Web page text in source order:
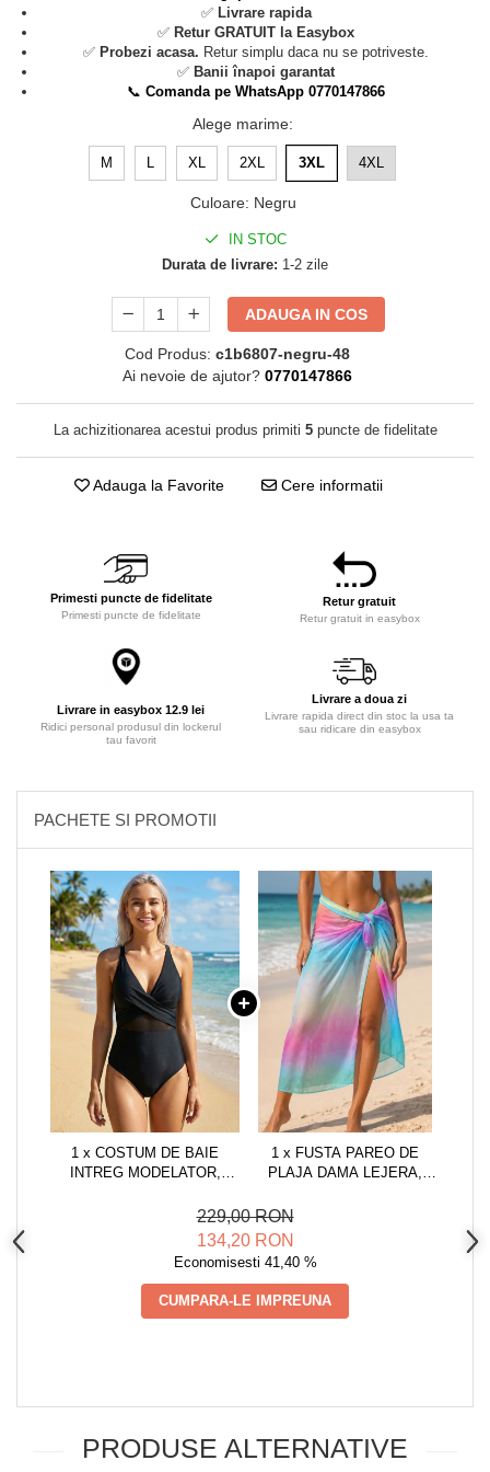
✅ Livrare rapida
✅ Retur GRATUIT la Easybox
✅ Probezi acasa. Retur simplu daca nu se potriveste.
✅ Banii înapoi garantat
📞 Comanda pe WhatsApp 0770147866
Alege marime:
M L XL 2XL 3XL 4XL
Culoare: Negru
IN STOC
Durata de livrare: 1-2 zile
ADAUGA IN COS
Cod Produs: c1b6807-negru-48
Ai nevoie de ajutor? 0770147866
La achizitionarea acestui produs primiti 5puncte de fidelitate
Adauga la Favorite Cere informatii
Primesti puncte de fidelitate
Primesti puncte de fidelitate
Retur gratuit
Retur gratuit in easybox
Livrare in easybox 12.9 lei
Ridici personal produsul din lockerul
tau favorit
Livrare a doua zi
Livrare rapida direct din stoc la usa ta
sau ridicare din easybox
PACHETE SI PROMOTII
1 x COSTUM DE BAIE
INTREG MODELATOR,
1 x FUSTA PAREO DE
PLAJA DAMA LEJERA,
ALBASTRU/ROZ, ONE SIZE,
229,00 RON
134,20 RON
Economisesti 41,40 %
CUMPARA-LE IMPREUNA
PRODUSE ALTERNATIVE